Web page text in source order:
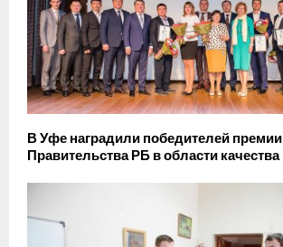
В Уфе наградили победителей премии
Правительства РБ в области качества